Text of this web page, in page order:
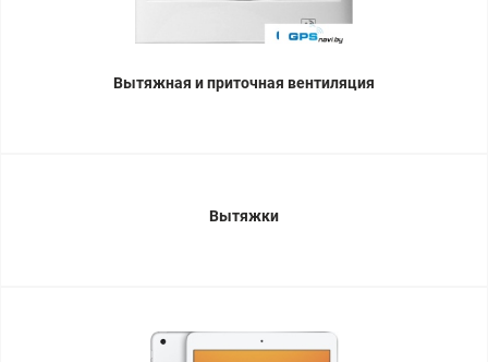
Вытяжная и приточная вентиляция
Вытяжки